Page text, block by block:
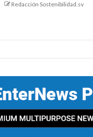
Redacción Sostenibilidad.sv